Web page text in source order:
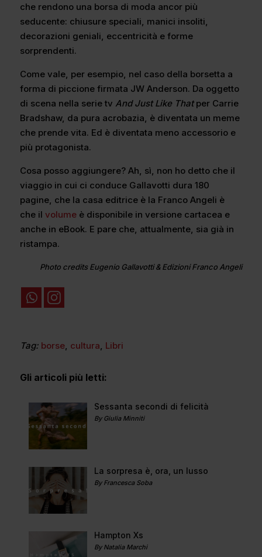
che rendono una borsa di moda ancor più
seducente: chiusure speciali, manici insoliti,
decorazioni geniali, eccentricità e forme
sorprendenti.
Come vale, per esempio, nel caso della borsetta a
forma di piccione firmata JW Anderson. Da oggetto
di scena nella serie tv And Just Like Thatper Carrie
Bradshaw, da pura acrobazia, è diventata un meme
che prende vita. Ed è diventata meno accessorio e
più protagonista.
Cosa posso aggiungere? Ah, sì, non ho detto che il
viaggio in cui ci conduce Gallavotti dura 180
pagine, che la casa editrice è la Franco Angeli è
che il volumeè disponibile in versione cartacea e
anche in eBook. E pare che, attualmente, sia già in
ristampa.
Photo credits Eugenio Gallavotti & Edizioni Franco Angeli
Tag: borse, cultura, Libri
Gli articoli più letti:
Sessanta secondi di felicità
By Giulia Minniti
La sorpresa è, ora, un lusso
By Francesca Soba
Hampton Xs
By Natalia Marchi